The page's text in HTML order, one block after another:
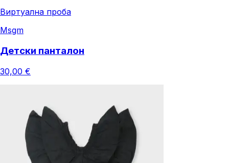
Виртуална проба
Msgm
Детски панталон
30,00 €